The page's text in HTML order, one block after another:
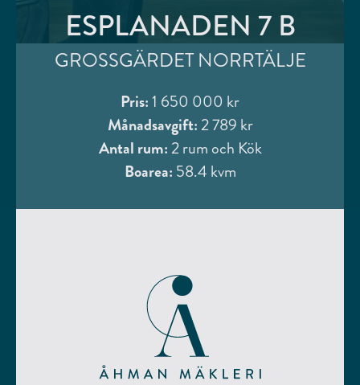
ESPLANADEN 7 B
GROSSGÄRDET NORRTÄLJE
Pris:1 650 000 kr
Månadsavgift: 2 789 kr
Antal rum: 2 rum och Kök
Boarea: 58.4 kvm